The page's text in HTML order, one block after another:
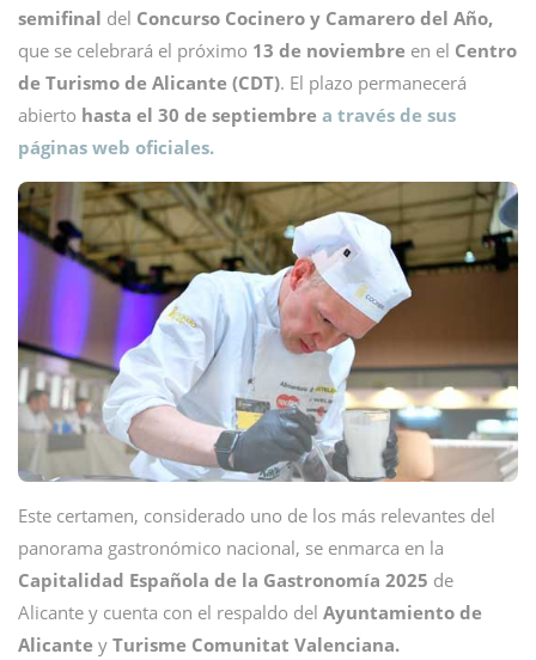
semifinal del Concurso Cocinero y Camarero del Año,
que se celebrará el próximo 13 de noviembre en el Centro
de Turismo de Alicante (CDT). El plazo permanecerá
abierto hasta el 30 de septiembre a través de sus
páginas web oficiales.
Este certamen, considerado uno de los más relevantes del
panorama gastronómico nacional, se enmarca en la
Capitalidad Española de la Gastronomía 2025 de
Alicante y cuenta con el respaldo del Ayuntamiento de
Alicante y Turisme Comunitat Valenciana.